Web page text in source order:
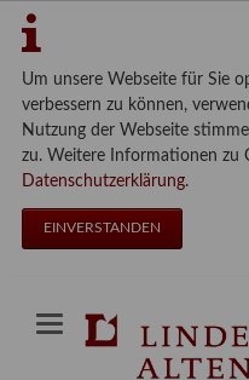
Um unsere Webseite für Sie
verbessern zu können,
Nutzung der Webseite
zu. Weitere Informationen zu
Datenschutzerklärung.
EINVERSTANDEN